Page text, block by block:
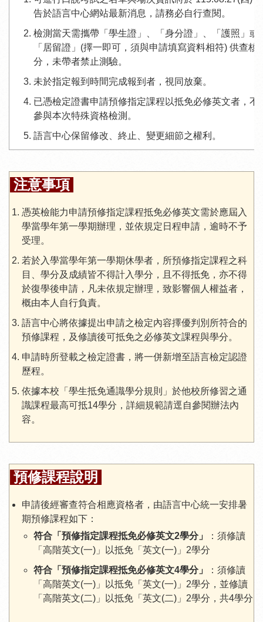
告於語言中心網站最新消息，請務必自行查閱。
檢測當天需攜帶「學生證」、「身分證」、「護照」或
「居留證」(擇一即可，須與申請填寫資料相符) 供查核
分，未帶者禁止測驗。
未於指定報到時間完成報到者，視同放棄。
已憑檢定證書申請預修指定課程以抵免必修英文者，不
參與本次特殊資格檢測。
語言中心保留修改、終止、變更細節之權利。
注意事項
憑英檢能力申請預修指定課程抵免必修英文需於應屆入
學當學年第一學期辦理，並依規定日程申請，逾時不予
受理。
若於入學當學年第一學期休學者，所預修指定課程之科
目、學分及成績皆不得計入學分，且不得抵免，亦不得
於復學後申請，凡未依規定辦理，致影響個人權益者，
概由本人自行負責。
語言中心將依據提出申請之檢定內容擇優判別所符合的
預修課程，及修讀後可抵免之必修英文課程與學分。
申請時所登載之檢定證書，將一併新增至語言檢定認證
歷程。
依據本校「學生抵免通識學分規則」於他校所修習之通
識課程最高可抵14學分，詳細規範請逕自參閱辦法內
容。
預修課程說明
申請後經審查符合相應資格者，由語言中心統一安排暑
期預修課程如下：
符合「預修指定課程抵免必修英文2學分」
：須修讀
「高階英文(一)」以抵免「英文(一)」2學分
符合「預修指定課程抵免必修英文4學分」
：須修讀
「高階英文(一)」以抵免「英文(一)」2學分，並修讀
「高階英文(二)」以抵免「英文(二)」2學分，共4學分